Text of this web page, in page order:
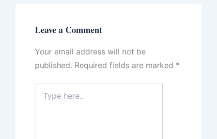
Leave a Comment
Your email address will not be
published. Required fields are marked *
here..